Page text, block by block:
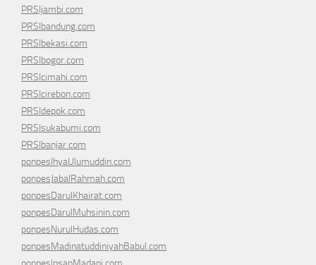
PRSIjambi.com
PRSIbandung.com
PRSIbekasi.com
PRSIbogor.com
PRSIcimahi.com
PRSIcirebon.com
PRSIdepok.com
PRSIsukabumi.com
PRSIbanjar.com
ponpesIhyaUlumuddin.com
ponpesJabalRahmah.com
ponpesDarulKhairat.com
ponpesDarulMuhsinin.com
ponpesNurulHudas.com
ponpesMadinatuddiniyahBabul.com